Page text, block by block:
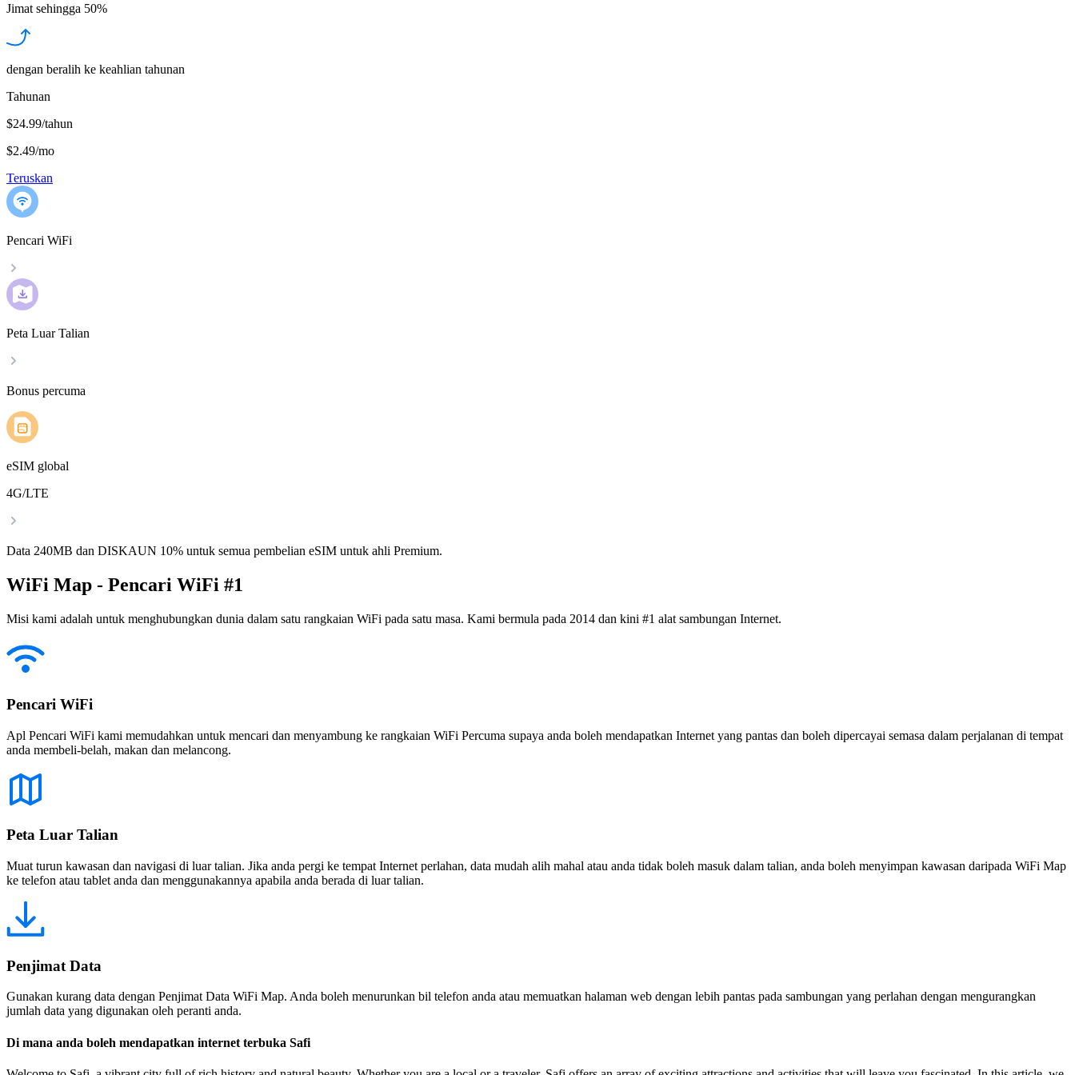
Jimat sehingga 50%
dengan beralih ke keahlian tahunan
Tahunan
$24.99/tahun
$2.49/mo
Teruskan
Pencari WiFi
Peta Luar Talian
Bonus percuma
eSIM global
4G/LTE
Data 240MB dan DISKAUN 10% untuk semua pembelian eSIM untuk ahli Premium.
WiFi Map - Pencari WiFi #1
Misi kami adalah untuk menghubungkan dunia dalam satu rangkaian WiFi pada satu masa. Kami bermula pada 2014 dan kini #1 alat sambungan Internet.
Pencari WiFi
Apl Pencari WiFi kami memudahkan untuk mencari dan menyambung ke rangkaian WiFi Percuma supaya anda boleh mendapatkan Internet yang pantas dan boleh dipercayai semasa dalam perjalanan di tempat
anda membeli-belah, makan dan melancong.
Peta Luar Talian
Muat turun kawasan dan navigasi di luar talian. Jika anda pergi ke tempat Internet perlahan, data mudah alih mahal atau anda tidak boleh masuk dalam talian, anda boleh menyimpan kawasan daripada WiFi Map
ke telefon atau tablet anda dan menggunakannya apabila anda berada di luar talian.
Penjimat Data
Gunakan kurang data dengan Penjimat Data WiFi Map. Anda boleh menurunkan bil telefon anda atau memuatkan halaman web dengan lebih pantas pada sambungan yang perlahan dengan mengurangkan
jumlah data yang digunakan oleh peranti anda.
Di mana anda boleh mendapatkan internet terbuka Safi